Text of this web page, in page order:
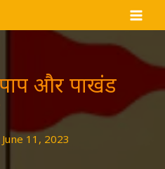
और पाखंड
June 11, 2023